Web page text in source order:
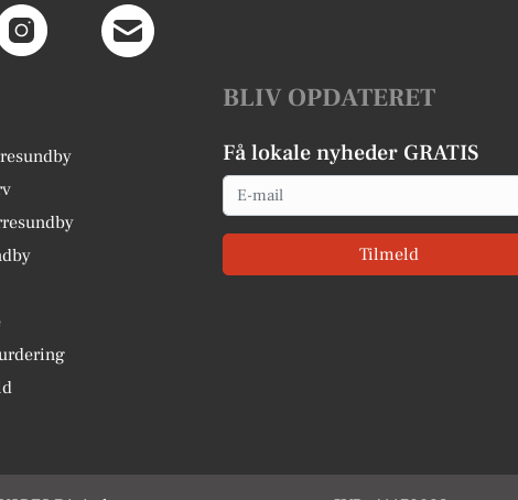
BLIV OPDATERET
Få lokale nyheder GRATIS
Email
Tilmeld